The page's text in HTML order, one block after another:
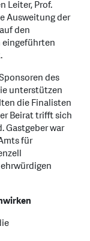
Leiter, Prof.
Ausweitung der
den
des
unterstützen
die Finalisten
Beirat trifft sich
Gastgeber war
für